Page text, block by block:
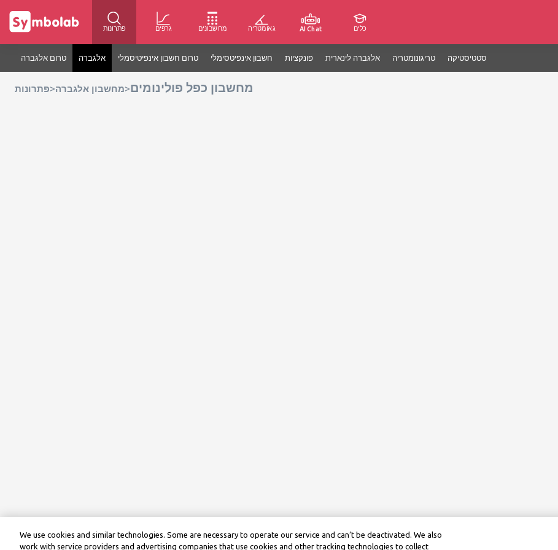
פתרונות גרפים מחשבונים גאומטריה AI Chat כלים
טרום אלגברה אלגברה טרום חשבון אינפיטיסמלי חשבון אינפיטסימלי פונקציות אלגברה לינארית טריגונומטריה סטטיסטיקה
פתרונות>מחשבון אלגברה>מחשבון כפל פולינומים
We use cookies and similar technologies. Some are necessary to operate our service and can’t be deactivated. We also
work with service providers and advertising companies that use cookies and other tracking technologies to collect